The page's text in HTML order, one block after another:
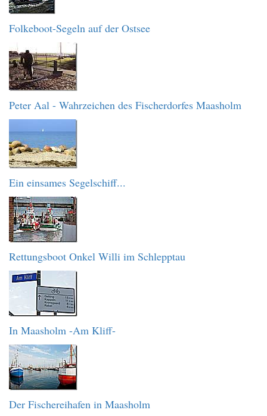
Folkeboot-Segeln auf der Ostsee
Peter Aal - Wahrzeichen des Fischerdorfes Maasholm
Ein einsames Segelschiff...
Rettungsboot Onkel Willi im Schlepptau
In Maasholm -Am Kliff-
Der Fischereihafen in Maasholm